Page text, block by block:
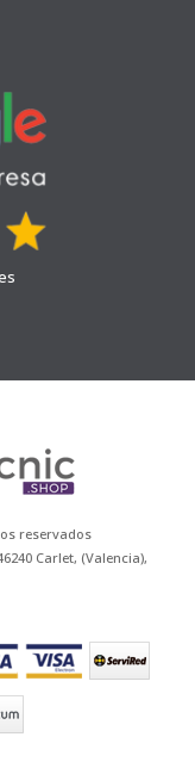
reservados
Carlet, (Valencia),